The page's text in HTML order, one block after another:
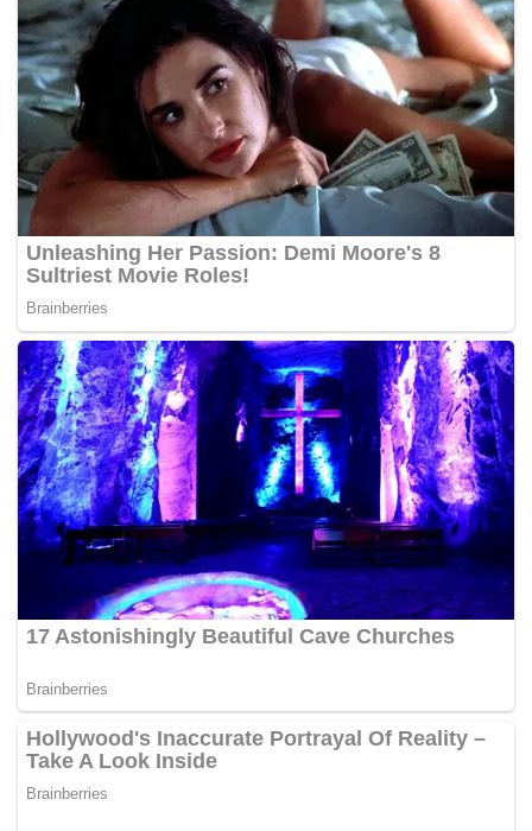
“Tiada pusat pemindahan dibuka berikutan air kembali
surut,” katanya kepada Bernama.
Tambahnya, APM turut menerima panggilan berhubung
kejadian pokok tumbang melibatkan beberapa lokasi.
“Kejadian pokok tumbang dilaporkan berlaku di Kawasan
Perindustrian Bakar Arang, di kawasan Kedai Lemang
Taman Seri Pinang, Jalan Tikam Batu dan di Jalan UiTM
Merbok, Kampung Batu 5, Simpang Bujang.
dialihkan dan dibersihkan,” katanya. – BERNAMA